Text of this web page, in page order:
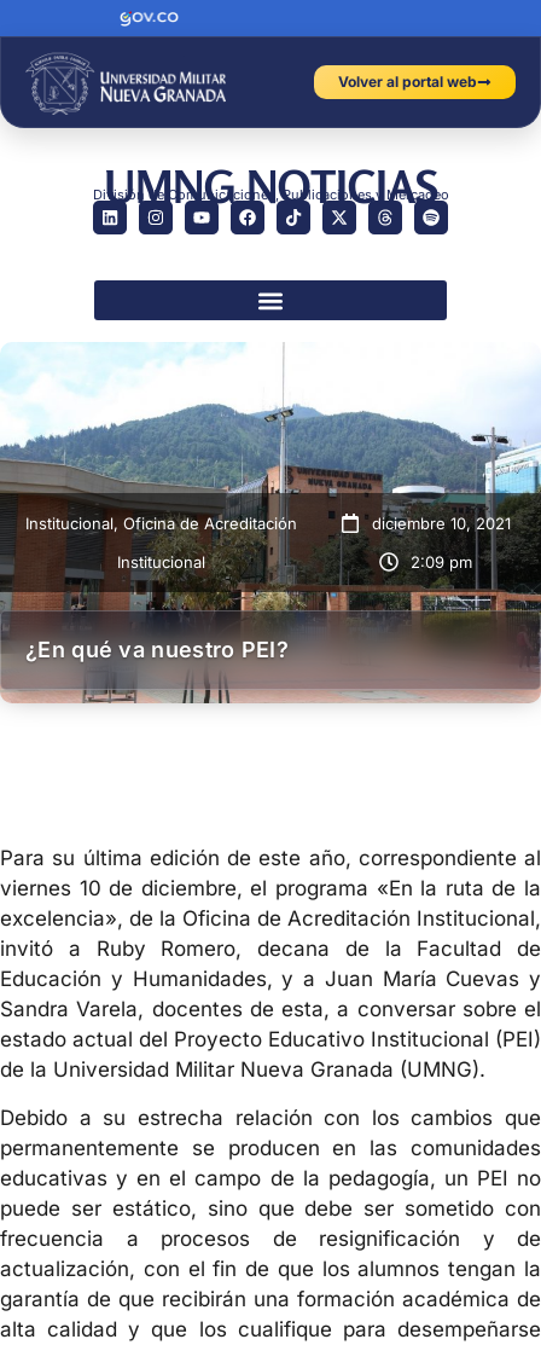
Volver al portal web
UMNG NOTICIAS
División de Comunicaciones, Publicaciones y Mercadeo
Institucional, Oficina de Acreditación
Institucional
diciembre 10, 2021
2:09 pm
¿En qué va nuestro PEI?
Para su última edición de este año, correspondiente al
viernes 10 de diciembre, el programa «En la ruta de la
excelencia», de la Oficina de Acreditación Institucional,
invitó a Ruby Romero, decana de la Facultad de
Educación y Humanidades, y a Juan María Cuevas y
Sandra Varela, docentes de esta, a conversar sobre el
estado actual del Proyecto Educativo Institucional (PEI)
de la Universidad Militar Nueva Granada (UMNG).
Debido a su estrecha relación con los cambios que
permanentemente se producen en las comunidades
educativas y en el campo de la pedagogía, un PEI no
puede ser estático, sino que debe ser sometido con
frecuencia a procesos de resignificación y de
actualización, con el fin de que los alumnos tengan la
garantía de que recibirán una formación académica de
alta calidad y que los cualifique para desempeñarse